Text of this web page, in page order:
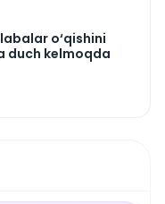
o‘qishini
duch kelmoqda